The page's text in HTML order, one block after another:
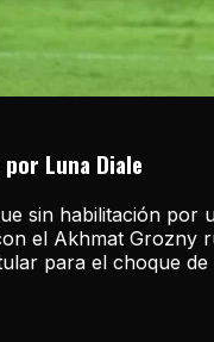
Luna Diale
sin habilitación por
el Akhmat Grozny
para el choque de